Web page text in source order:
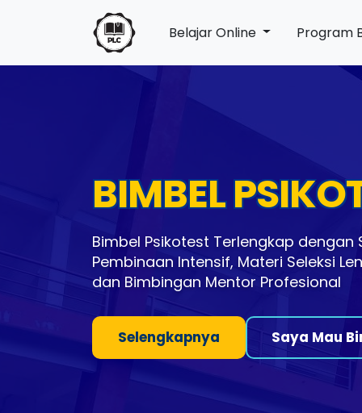
Belajar Online Program
BIMBEL
Bimbel Psikotest Terlengkap dengan
Pembinaan Intensif, Materi Seleksi
dan Bimbingan Mentor Profesional
Selengkapnya Saya Mau